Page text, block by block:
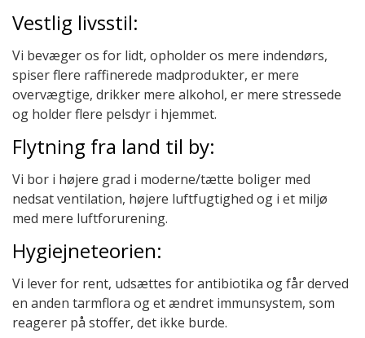
Vestlig livsstil:
Vi bevæger os for lidt, opholder os mere indendørs,
spiser flere raffinerede madprodukter, er mere
overvægtige, drikker mere alkohol, er mere stressede
og holder flere pelsdyr i hjemmet.
Flytning fra land til by:
Vi bor i højere grad i moderne/tætte boliger med
nedsat ventilation, højere luftfugtighed og i et miljø
med mere luftforurening.
Hygiejneteorien:
Vi lever for rent, udsættes for antibiotika og får derved
en anden tarmflora og et ændret immunsystem, som
reagerer på stoffer, det ikke burde.